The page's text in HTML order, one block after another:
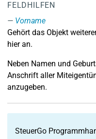
FELDHILFEN
Vorname
Gehört das Objekt
hier an.
Neben Namen und
Anschrift aller
anzugeben.
SteuerGo